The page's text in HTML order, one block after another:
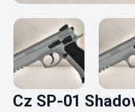
Cz SP-01